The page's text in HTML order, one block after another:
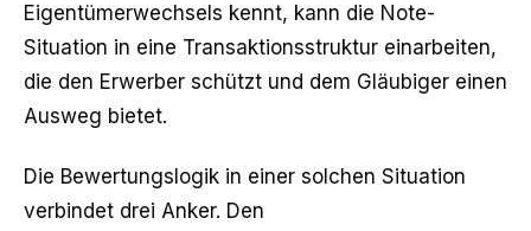
Eigentümerwechsels kennt, kann die Note-
Situation in eine Transaktionsstruktur einarbeiten,
die den Erwerber schützt und dem Gläubiger einen
Ausweg bietet.
Die Bewertungslogik in einer solchen Situation
verbindet drei Anker. Den